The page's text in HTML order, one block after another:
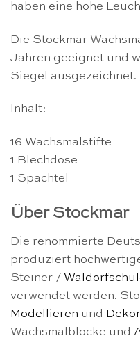
haben eine hohe
Die Stockmar
Jahren geeignet und
Siegel ausgezeichnet.
Inhalt:
16 Wachsmalstifte
1 Blechdose
1 Spachtel
Über Stockmar
Die renommierte
produziert
Steiner /
verwendet werden.
Modellieren und
Wachsmalblöcke und